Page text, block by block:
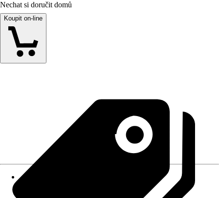
Nechat si doručit domů
Koupit on-line